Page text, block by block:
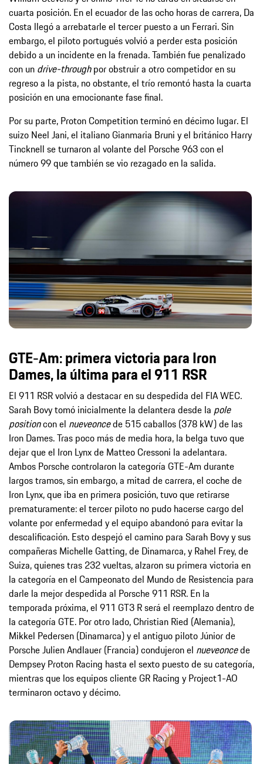
cuarta posición. En el ecuador de las ocho horas de carrera, Da
Costa llegó a arrebatarle el tercer puesto a un Ferrari. Sin
embargo, el piloto portugués volvió a perder esta posición
debido a un incidente en la frenada. También fue penalizado
con un drive-throughpor obstruir a otro competidor en su
regreso a la pista, no obstante, el trío remontó hasta la cuarta
posición en una emocionante fase final.
Por su parte, Proton Competition terminó en décimo lugar. El
suizo Neel Jani, el italiano Gianmaria Bruni y el británico Harry
Tincknell se turnaron al volante del Porsche 963 con el
número 99 que también se vio rezagado en la salida.
GTE-Am: primera victoria para Iron
Dames, la última para el 911 RSR
El 911 RSR volvió a destacar en su despedida del FIA WEC.
Sarah Bovy tomó inicialmente la delantera desde la pole
positioncon el nueveoncede 515 caballos (378 kW) de las
Iron Dames. Tras poco más de media hora, la belga tuvo que
dejar que el Iron Lynx de Matteo Cressoni la adelantara.
Ambos Porsche controlaron la categoría GTE-Am durante
largos tramos, sin embargo, a mitad de carrera, el coche de
Iron Lynx, que iba en primera posición, tuvo que retirarse
prematuramente: el tercer piloto no pudo hacerse cargo del
volante por enfermedad y el equipo abandonó para evitar la
descalificación. Esto despejó el camino para Sarah Bovy y sus
compañeras Michelle Gatting, de Dinamarca, y Rahel Frey, de
Suiza, quienes tras 232 vueltas, alzaron su primera victoria en
la categoría en el Campeonato del Mundo de Resistencia para
darle la mejor despedida al Porsche 911 RSR. En la
temporada próxima, el 911 GT3 R será el reemplazo dentro de
la categoría GTE. Por otro lado, Christian Ried (Alemania),
Mikkel Pedersen (Dinamarca) y el antiguo piloto Júnior de
Porsche Julien Andlauer (Francia) condujeron el nueveoncede
Dempsey Proton Racing hasta el sexto puesto de su categoría,
mientras que los equipos cliente GR Racing y Project1-AO
terminaron octavo y décimo.